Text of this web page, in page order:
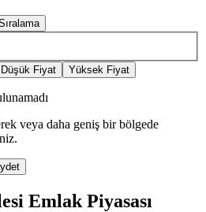
Düşük Fiyat Yüksek Fiyat
veya daha geniş bir bölgede
Emlak Piyasası